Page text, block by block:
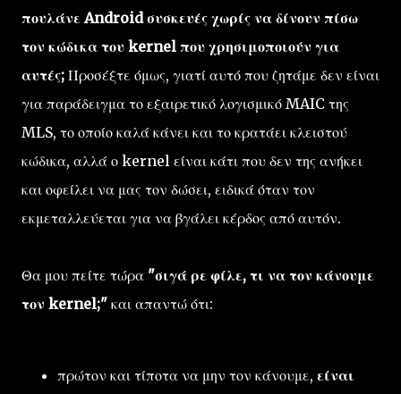
πουλάνε Android συσκευές χωρίς να δίνουν πίσω
τον κώδικα του kernel που χρησιμοποιούν για
αυτές; Προσέξτε όμως, γιατί αυτό που ζητάμε δεν είναι
για παράδειγμα το εξαιρετικό λογισμικό MAIC της
MLS, το οποίο καλά κάνει και το κρατάει κλειστού
κώδικα, αλλά ο kernel είναι κάτι που δεν της ανήκει
και οφείλει να μας τον δώσει, ειδικά όταν τον
εκμεταλλεύεται για να βγάλει κέρδος από αυτόν.
Θα μου πείτε τώρα "σιγά ρε φίλε, τι να τον κάνουμε
τον kernel;" και απαντώ ότι:
πρώτον και τίποτα να μην τον κάνουμε, είναι